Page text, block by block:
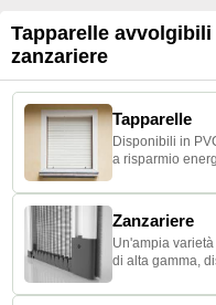
Tapparelle
zanzariere
Tapparelle
Disponibili in
a risparmio
Zanzariere
Un'ampia
di alta gamma,